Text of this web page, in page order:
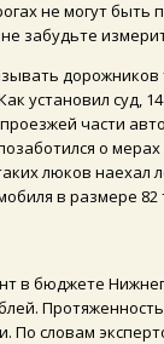
не могут
забудьте
установил суд,
части
о
люков наехал
в размере 82
в бюджете
По словам